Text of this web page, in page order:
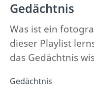
Gedächtnis
Was ist ein
dieser Playlist
das Gedächtnis
Gedächtnis